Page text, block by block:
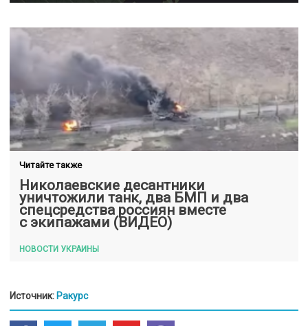
Читайте также
Николаевские десантники
уничтожили танк, два БМП и два
спецсредства россиян вместе
с экипажами (ВИДЕО)
НОВОСТИ УКРАИНЫ
Источник: Ракурс